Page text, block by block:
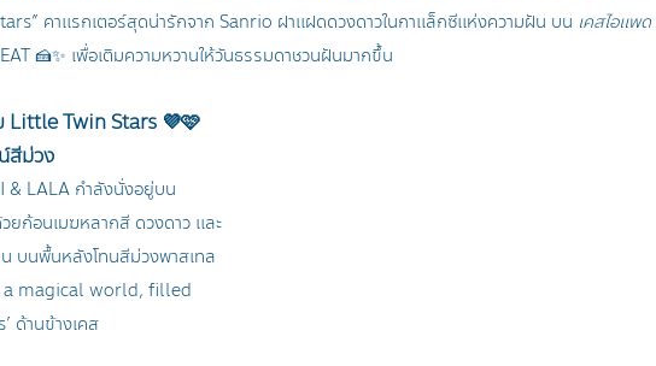
คาแรกเตอร์สุดน่ารักจาก Sanrio ฝาแฝดดวงดาวในกาแล็กซีแห่งความฝัน บน เคสไอแพด
🍰✨ เพื่อเติมความหวานให้วันธรรมดาชวนฝันมากขึ้น
Little Twin Stars 💜🩷
สีม่วง
& LALA กำลังนั่งอยู่บน
ยก้อนเมฆหลากสี ดวงดาว และ
บนพื้นหลังโทนสีม่วงพาสเทล
a magical world, filled
ด้านข้างเคส